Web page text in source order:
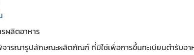
ผลิตอาหาร
จารณารูปลักษณะผลิตภัณฑ์ ที่มิใช่เพื่อการขึ้นทะเบียนตำรับอ
Subscribe